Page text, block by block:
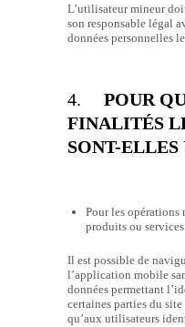
L’utilisateur mineur
son responsable légal
données personnelles
4. POUR
FINALITÉS
SONT-
Pour les opérations
produits ou services
Il est possible de
l’application mobile
données permettant
certaines parties du
qu’aux utilisateurs